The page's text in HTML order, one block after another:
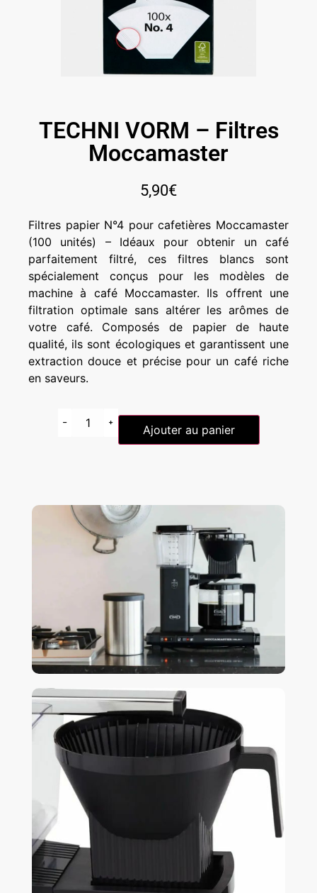
TECHNI VORM – Filtres
Moccamaster
5,90€
Filtres papier N°4 pour cafetières Moccamaster
(100 unités) – Idéaux pour obtenir un café
parfaitement filtré, ces filtres blancs sont
spécialement conçus pour les modèles de
machine à café Moccamaster. Ils offrent une
filtration optimale sans altérer les arômes de
votre café. Composés de papier de haute
qualité, ils sont écologiques et garantissent une
extraction douce et précise pour un café riche
en saveurs.
Ajouter au panier